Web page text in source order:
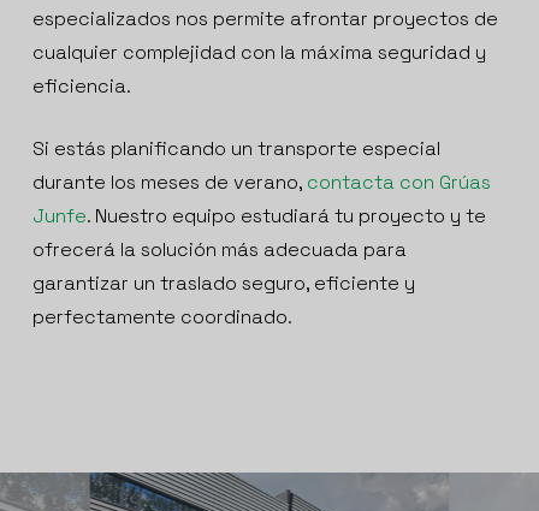
especializados nos permite afrontar proyectos de
cualquier complejidad con la máxima seguridad y
eficiencia.
Si estás planificando un transporte especial
durante los meses de verano, contacta con Grúas
Junfe. Nuestro equipo estudiará tu proyecto y te
ofrecerá la solución más adecuada para
garantizar un traslado seguro, eficiente y
perfectamente coordinado.